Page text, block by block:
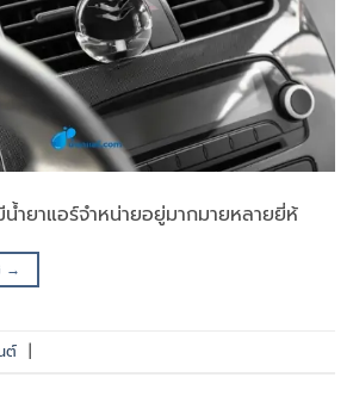
ำยาแอร์จำหน่ายอยู่มากมายหลายยี่ห้
→
ต์ |